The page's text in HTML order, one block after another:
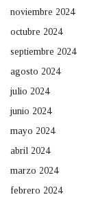
noviembre 2024
octubre 2024
septiembre 2024
agosto 2024
julio 2024
junio 2024
mayo 2024
abril 2024
marzo 2024
febrero 2024